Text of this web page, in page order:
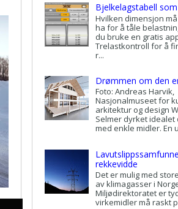
Bjelkelagstabell
Hvilken dimensjon
ha for å tåle
du bruke en gratis
Trelastkontroll for å
r...
Drømmen om den
Foto: Andreas Harvik,
Nasjonalmuseet for
arkitektur og design
Selmer dyrket idealet
med enkle midler. En
rekkevidde
Det er mulig med
av klimagasser i
Miljødirektoratet er
virkemidler må raskt